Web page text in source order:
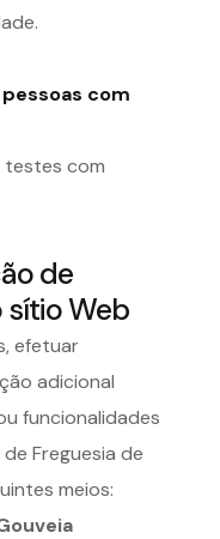
com
testes com
de
sítio Web
efetuar
adicional
funcionalidades
Freguesia de
meios: